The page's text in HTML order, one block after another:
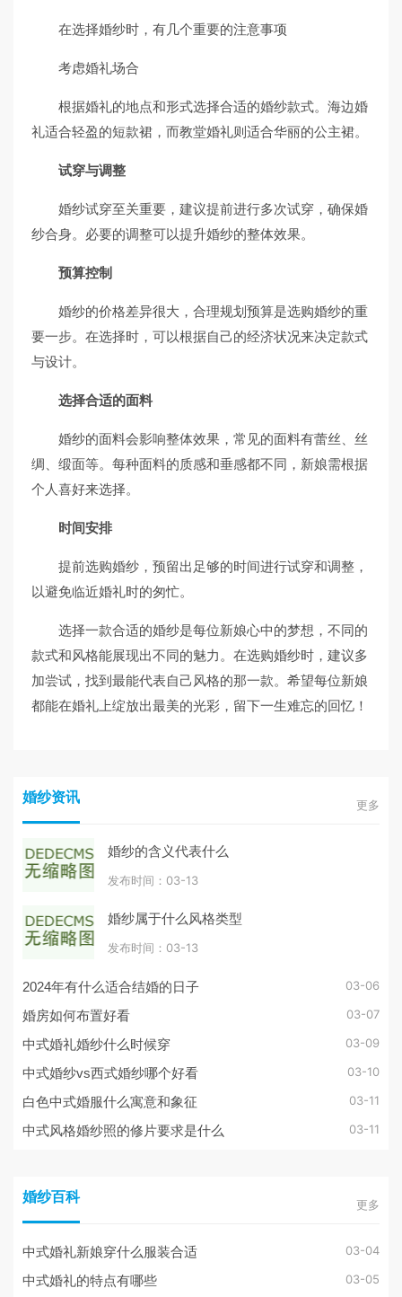
在选择婚纱时，有几个重要的注意事项
考虑婚礼场合
根据婚礼的地点和形式选择合适的婚纱款式。海边婚
礼适合轻盈的短款裙，而教堂婚礼则适合华丽的公主裙。
试穿与调整
婚纱试穿至关重要，建议提前进行多次试穿，确保婚
纱合身。必要的调整可以提升婚纱的整体效果。
预算控制
婚纱的价格差异很大，合理规划预算是选购婚纱的重
要一步。在选择时，可以根据自己的经济状况来决定款式
与设计。
选择合适的面料
婚纱的面料会影响整体效果，常见的面料有蕾丝、丝
绸、缎面等。每种面料的质感和垂感都不同，新娘需根据
个人喜好来选择。
时间安排
提前选购婚纱，预留出足够的时间进行试穿和调整，
以避免临近婚礼时的匆忙。
选择一款合适的婚纱是每位新娘心中的梦想，不同的
款式和风格能展现出不同的魅力。在选购婚纱时，建议多
加尝试，找到最能代表自己风格的那一款。希望每位新娘
都能在婚礼上绽放出最美的光彩，留下一生难忘的回忆！
婚纱资讯 更多
婚纱的含义代表什么
发布时间：03-13
婚纱属于什么风格类型
发布时间：03-13
2024年有什么适合结婚的日子 03-06
婚房如何布置好看 03-07
中式婚礼婚纱什么时候穿 03-09
中式婚纱vs西式婚纱哪个好看 03-10
白色中式婚服什么寓意和象征 03-11
中式风格婚纱照的修片要求是什么 03-11
婚纱百科 更多
中式婚礼新娘穿什么服装合适 03-04
中式婚礼的特点有哪些 03-05